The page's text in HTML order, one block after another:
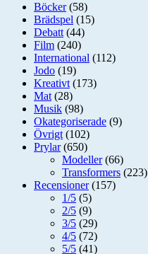
Böcker(58)
Brädspel (15)
Debatt (44)
Film (240)
International (112)
Jodo (19)
Kreativt (173)
Mat (28)
Musik (98)
Okategoriserade (9)
Övrigt (102)
Prylar(650)
Modeller(66)
Transformers (223)
Recensioner(157)
1/5 (5)
2/5 (9)
3/5 (29)
4/5 (72)
5/5 (41)